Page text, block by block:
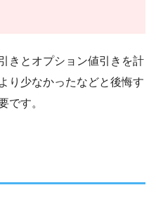
きとオプション値引きを計
り少なかったなどと後悔す
です。